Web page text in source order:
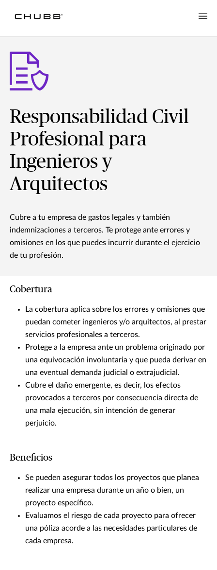
Responsabilidad Civil
Profesional para
Ingenieros y
Arquitectos
Cubre a tu empresa de gastos legales y también
indemnizaciones a terceros. Te protege ante errores y
omisiones en los que puedes incurrir durante el ejercicio
de tu profesión.
Cobertura
La cobertura aplica sobre los errores y omisiones que
puedan cometer ingenieros y/o arquitectos, al prestar
servicios profesionales a terceros.
Protege a la empresa ante un problema originado por
una equivocación involuntaria y que pueda derivar en
una eventual demanda judicial o extrajudicial.
Cubre el daño emergente, es decir, los efectos
provocados a terceros por consecuencia directa de
una mala ejecución, sin intención de generar
perjuicio.
Beneficios
Se pueden asegurar todos los proyectos que planea
realizar una empresa durante un año o bien, un
proyecto específico.
Evaluamos el riesgo de cada proyecto para ofrecer
una póliza acorde a las necesidades particulares de
cada empresa.